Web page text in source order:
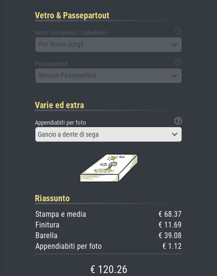
Vetro & Passepartout
Vetro (compreso il tabellone)
Per favore scegli
Passepartout
Nessun Passepartout
Varie ed extra
Appendiabiti per foto
Gancio a dente di sega
Riassunto
Stampa e media
€ 68.37
Finitura
€ 11.69
Barella
€ 39.08
Appendiabiti per foto
€ 1.12
€ 120.26